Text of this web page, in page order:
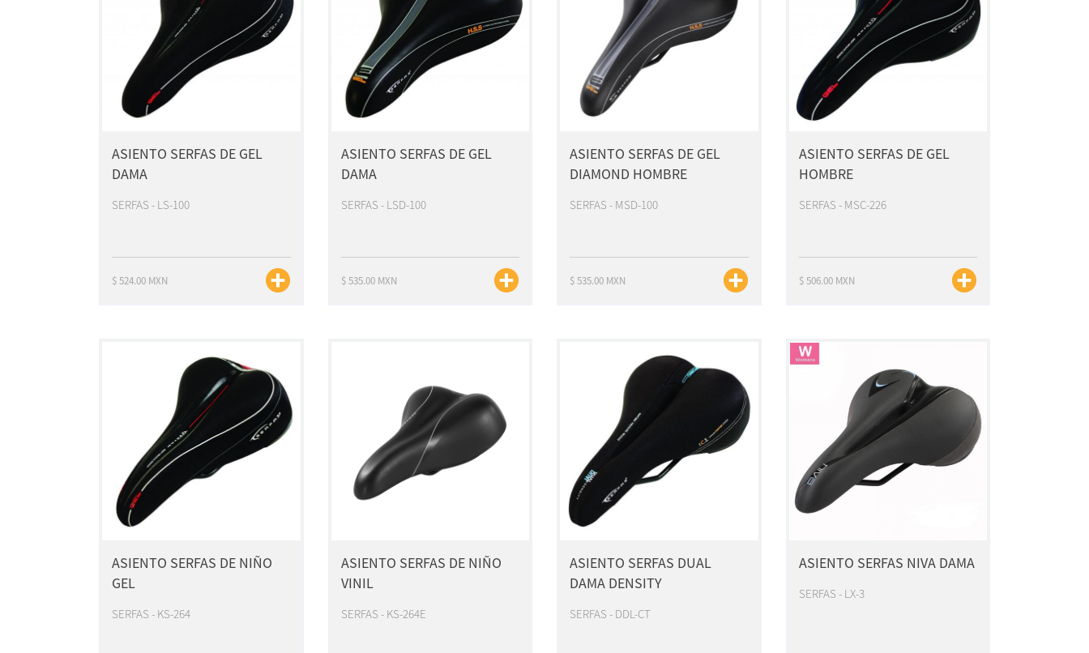
ASIENTO SERFAS DE GEL
DAMA
SERFAS - LS-100
$ 524.00 MXN
ASIENTO SERFAS DE GEL
DAMA
SERFAS - LSD-100
$ 535.00 MXN
ASIENTO SERFAS DE GEL
DIAMOND HOMBRE
SERFAS - MSD-100
$ 535.00 MXN
ASIENTO SERFAS DE GEL
HOMBRE
SERFAS - MSC-226
$ 506.00 MXN
ASIENTO SERFAS DE NIÑO
GEL
SERFAS - KS-264
ASIENTO SERFAS DE NIÑO
VINIL
SERFAS - KS-264E
ASIENTO SERFAS DUAL
DAMA DENSITY
SERFAS - DDL-CT
ASIENTO SERFAS NIVA DAMA
SERFAS - LX-3